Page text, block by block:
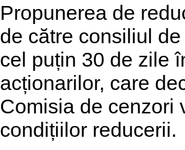
Propunerea de
de către consiliul
cel puțin 30 de zile
acționarilor, care
Comisia de cenzori
condițiilor reducerii.